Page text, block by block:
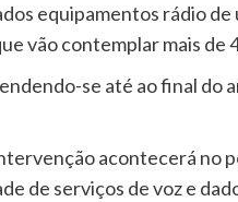
equipamentos rádio
vão contemplar mais de
se até ao final do
acontecerá no
de serviços de voz e